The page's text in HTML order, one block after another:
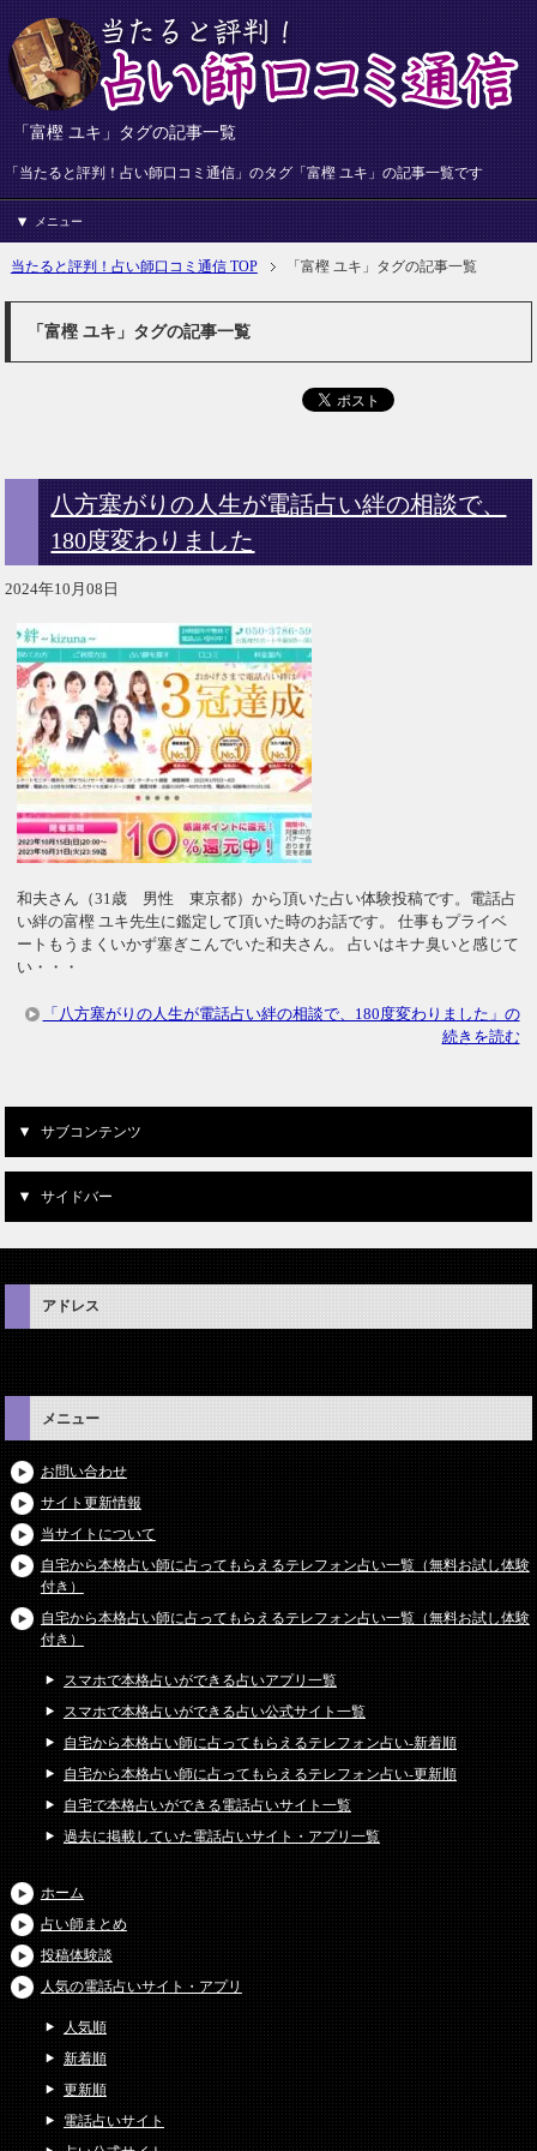
「富樫 ユキ」タグの記事一覧
「当たると評判！占い師口コミ通信」のタグ「富樫 ユキ」の記事一覧です
メニュー
当たると評判！占い師口コミ通信 TOP 「富樫 ユキ」タグの記事一覧
「富樫 ユキ」タグの記事一覧
八方塞がりの人生が電話占い絆の相談で、
180度変わりました
2024年10月08日
和夫さん（31歳 男性 東京都）から頂いた占い体験投稿です。電話占
い絆の富樫 ユキ先生に鑑定して頂いた時のお話です。 仕事もプライベ
ートもうまくいかず塞ぎこんでいた和夫さん。 占いはキナ臭いと感じて
い・・・
「八方塞がりの人生が電話占い絆の相談で、180度変わりました」の
続きを読む
サブコンテンツ
サイドバー
アドレス
メニュー
お問い合わせ
サイト更新情報
当サイトについて
自宅から本格占い師に占ってもらえるテレフォン占い一覧（無料お試し体験
付き）
自宅から本格占い師に占ってもらえるテレフォン占い一覧（無料お試し体験
付き）
スマホで本格占いができる占いアプリ一覧
スマホで本格占いができる占い公式サイト一覧
自宅から本格占い師に占ってもらえるテレフォン占い-新着順
自宅から本格占い師に占ってもらえるテレフォン占い-更新順
自宅で本格占いができる電話占いサイト一覧
過去に掲載していた電話占いサイト・アプリ一覧
ホーム
占い師まとめ
投稿体験談
人気の電話占いサイト・アプリ
人気順
新着順
更新順
電話占いサイト